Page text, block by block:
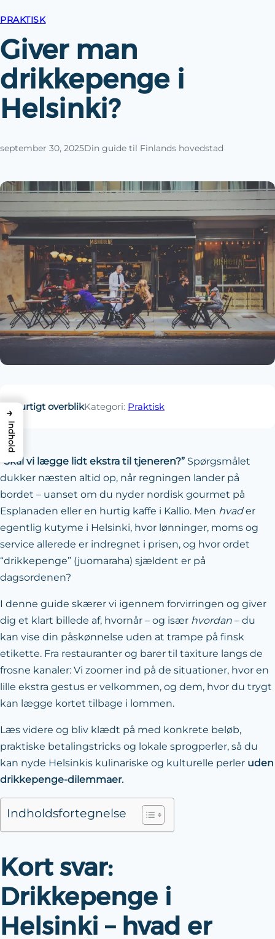
PRAKTISK
Giver man
drikkepenge i
Helsinki?
september 30, 2025Din guide til Finlands hovedstad
Hurtigt overblikKategori: Praktisk
“Skal vi lægge lidt ekstra til tjeneren?” Spørgsmålet
dukker næsten altid op, når regningen lander på
bordet – uanset om du nyder nordisk gourmet på
Esplanaden eller en hurtig kaffe i Kallio. Men hvader
egentlig kutyme i Helsinki, hvor lønninger, moms og
service allerede er indregnet i prisen, og hvor ordet
“drikkepenge” (juomaraha) sjældent er på
dagsordenen?
I denne guide skærer vi igennem forvirringen og giver
dig et klart billede af, hvornår – og især hvordan – du
kan vise din påskønnelse uden at trampe på finsk
etikette. Fra restauranter og barer til taxi­ture langs de
frosne kanaler: Vi zoomer ind på de situationer, hvor en
lille ekstra gestus er velkommen, og dem, hvor du trygt
kan lægge kortet tilbage i lommen.
Læs videre og bliv klædt på med konkrete beløb,
praktiske betalings­tricks og lokale sprogperler, så du
kan nyde Helsinkis kulinariske og kulturelle perler uden
drikkepenge-dilemmaer.
Indholdsfortegnelse
Kort svar:
Drikkepenge i
Helsinki – hvad er
→
Indhold